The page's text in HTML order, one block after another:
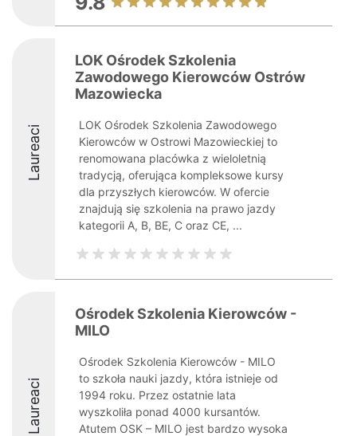
Laureaci
LOK Ośrodek Szkolenia
Zawodowego Kierowców Ostrów
Mazowiecka
LOK Ośrodek Szkolenia Zawodowego
Kierowców w Ostrowi Mazowieckiej to
renomowana placówka z wieloletnią
tradycją, oferująca kompleksowe kursy
dla przyszłych kierowców. W ofercie
znajdują się szkolenia na prawo jazdy
kategorii A, B, BE, C oraz CE, ...
Laureaci
Ośrodek Szkolenia Kierowców -
MILO
Ośrodek Szkolenia Kierowców - MILO
to szkoła nauki jazdy, która istnieje od
1994 roku. Przez ostatnie lata
wyszkoliła ponad 4000 kursantów.
Atutem OSK – MILO jest bardzo wysoka